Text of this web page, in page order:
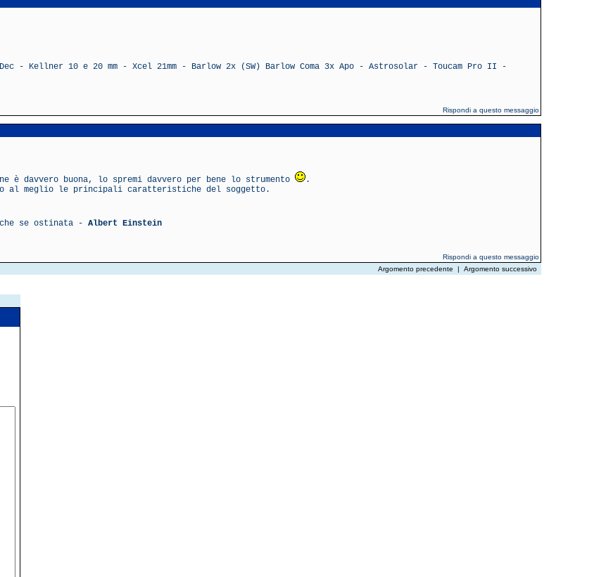
- Kellner 10 e 20 mm - Xcel 21mm - Barlow 2x (SW) Barlow Coma 3x Apo - Astrosolar - Toucam Pro II -
Rispondi a questo messaggio
davvero buona, lo spremi davvero per bene lo strumento
.
al meglio le principali caratteristiche del soggetto.
se ostinata - Albert Einstein
Rispondi a questo messaggio
Argomento precedente | Argomento successivo